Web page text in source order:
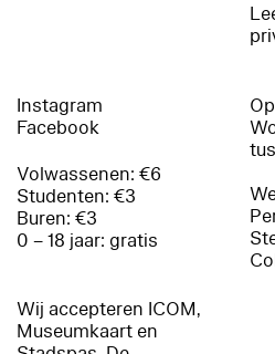
Instagram
Facebook
Volwassenen: €6
Studenten: €3
Buren: €3
0 – 18 jaar: gratis
Wij accepteren ICOM,
Museumkaart en